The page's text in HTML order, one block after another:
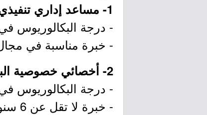
1- مساعد إداري تنفيذي:
- درجة البكالوريوس في
- خبرة مناسبة في مجال
2- أخصائي خصوصية البيانات:
- درجة البكالوريوس
- خبرة لا تقل عن 6 سنوات في أدوار حماية البيانات أو الخصوصية أو الامتثال.